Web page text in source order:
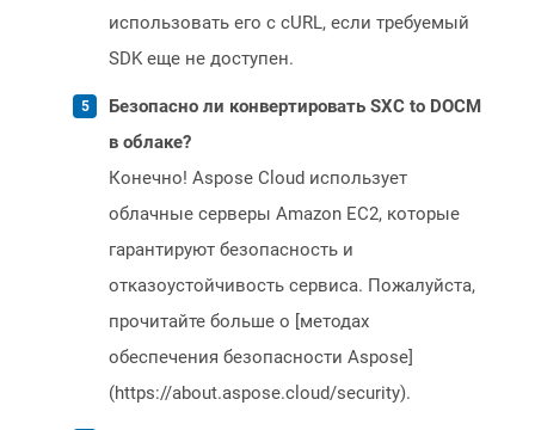
использовать его с cURL, если требуемый
SDK еще не доступен.
Безопасно ли конвертировать SXC to DOCM
в облаке?
Конечно! Aspose Cloud использует
облачные серверы Amazon EC2, которые
гарантируют безопасность и
отказоустойчивость сервиса. Пожалуйста,
прочитайте больше о [методах
обеспечения безопасности Aspose]
(https://about.aspose.cloud/security).